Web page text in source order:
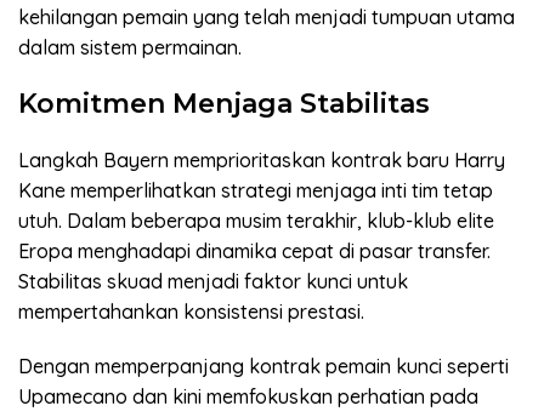
kehilangan pemain yang telah menjadi tumpuan utama
dalam sistem permainan.
Komitmen Menjaga Stabilitas
Langkah Bayern memprioritaskan kontrak baru Harry
Kane memperlihatkan strategi menjaga inti tim tetap
utuh. Dalam beberapa musim terakhir, klub-klub elite
Eropa menghadapi dinamika cepat di pasar transfer.
Stabilitas skuad menjadi faktor kunci untuk
mempertahankan konsistensi prestasi.
Dengan memperpanjang kontrak pemain kunci seperti
Upamecano dan kini memfokuskan perhatian pada